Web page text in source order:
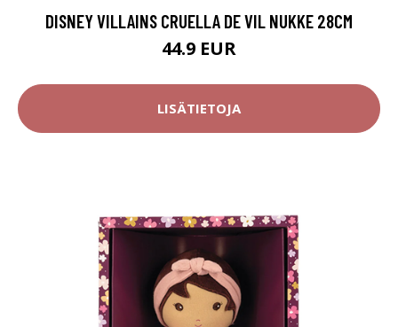
DISNEY VILLAINS CRUELLA DE VIL NUKKE 28CM
44.9 EUR
LISÄTIETOJA